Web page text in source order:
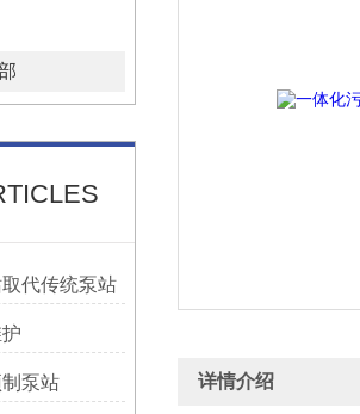
代传统泵站
泵站 详情介绍